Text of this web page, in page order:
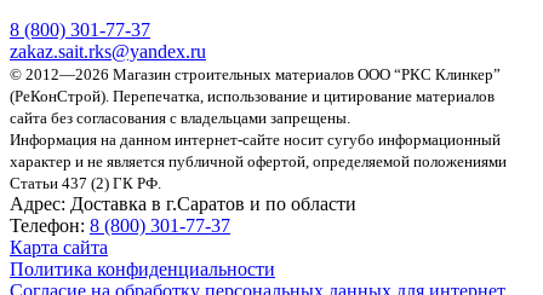
8 (800) 301-77-37
zakaz.sait.rks@yandex.ru
© 2012—2026 Магазин строительных материалов ООО “РКС Клинкер”
(РеКонСтрой). Перепечатка, использование и цитирование материалов
сайта без согласования с владельцами запрещены.
Информация на данном интернет-сайте носит сугубо информационный
характер и не является публичной офертой, определяемой положениями
Статьи 437 (2) ГК РФ.
Адрес: Доставка в г.Саратов и по области
Телефон: 8 (800) 301-77-37
Карта сайта
Политика конфиденциальности
Согласие на обработку персональных данных для интернет